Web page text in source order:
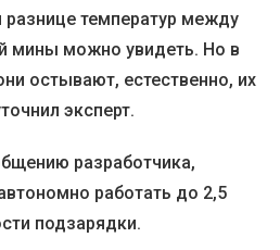
разнице температур между
мины можно увидеть. Но в
остывают, естественно, их
эксперт.
разработчика,
работать до 2,5
подзарядки.